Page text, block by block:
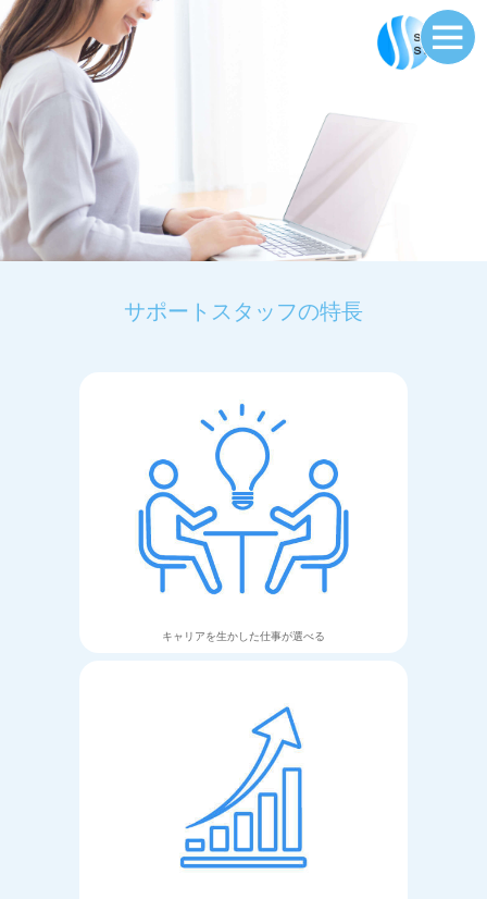
サポートスタッフの特長
キャリアを生かした仕事が選べる